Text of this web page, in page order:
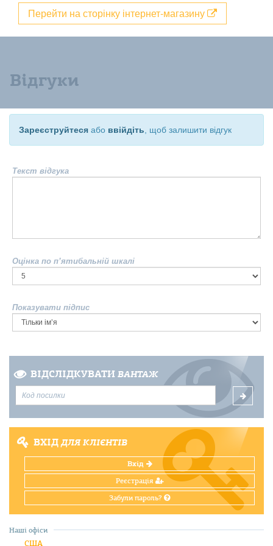
Перейти на сторінку інтернет-магазину
Відгуки
Зареєструйтеся або ввійдіть , щоб залишити відгук
Текст відгука
Оцінка по п’ятибальній шкалі
Показувати підпис
ВІДСЛІДКУВАТИ ВАНТАЖ
ВХІДДЛЯ КЛІЄНТІВ
Вхід
Реєстрація
Забули пароль?
Наші офіси
США